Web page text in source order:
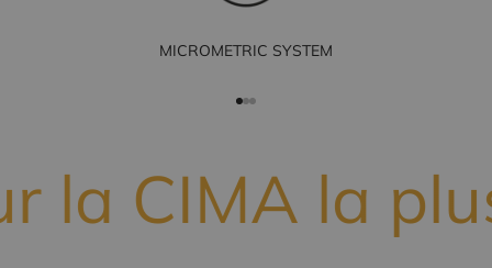
MICROMETRIC SYSTEM
la CIMA la